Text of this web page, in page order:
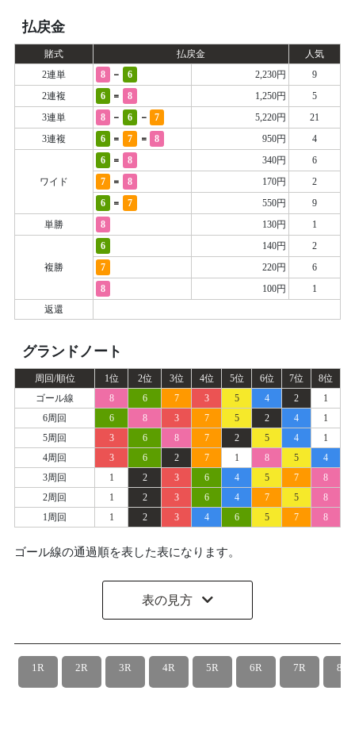
払戻金
賭式 払戻金
人気
2連単
8 - 6 2,230円
9
2連複
6 = 8 1,250円
5
3連単
8 - 6 - 7 5,220円
21
3連複
6 = 7 = 8 950円 4
ワイド
6 = 8 340円
6
7
= 8 170円
2
6
= 7 550円
9
単勝
8 130円 1
複勝
6 140円
2
7
220円
6
8
100円
1
返還
グランドノート
周回/順位 1位 2位 3位 4位 5位 6位 7位
8位
ゴール線
8 6 7 3 5 4 2
1
6周回
6 8 3 7 5 2 4
1
5周回
3 6 8 7 2 5 4
1
4周回
3 6 2 7 1 8 5
4
3周回
1 2 3 6 4 5 7
8
2周回
1 2 3 6 4 7 5
8
1周回
1 2 3 4 6 5 7 8
ゴール線の通過順を表した表になります。
表の見方
1R 2R 3R 4R 5R 6R 7R 8R